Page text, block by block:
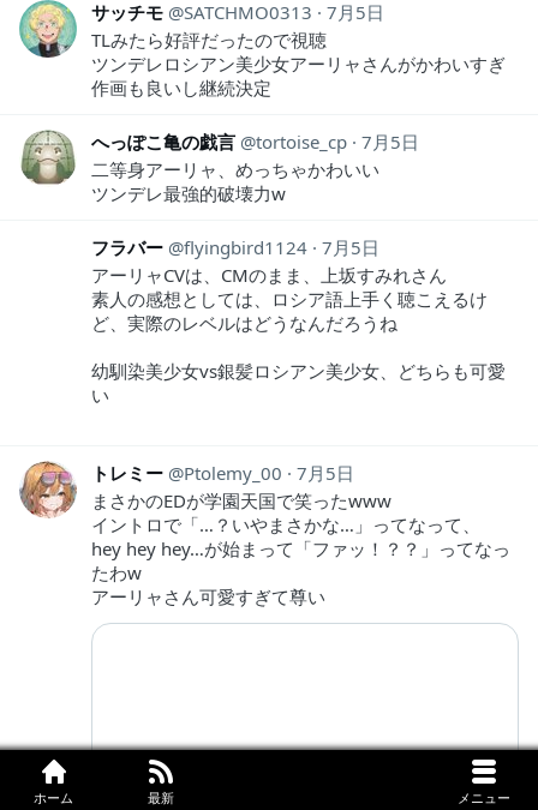
ホーム 最新 メニュー
サッチモ SATCHMO0313
7月5日
TLみたら好評だったので視聴
ツンデレロシアン美少女アーリャさんがかわいすぎ
作画も良いし継続決定
へっぽこ亀の戯言 tortoise_cp 7月5日
二等身アーリャ、めっちゃかわいい
ツンデレ最強的破壊力w
フラバー flyingbird1124 7月5日
アーリャCVは、CMのまま、上坂すみれさん
素人の感想としては、ロシア語上手く聴こえるけ
ど、実際のレベルはどうなんだろうね
幼馴染美少女vs銀髪ロシアン美少女、どちらも可愛
い
トレミー Ptolemy_00
7月5日
まさかのEDが学園天国で笑ったwww
イントロで「…？いやまさかな…」ってなって、
hey hey hey…が始まって「ファッ！？？」ってなっ
たわw
アーリャさん可愛すぎて尊い